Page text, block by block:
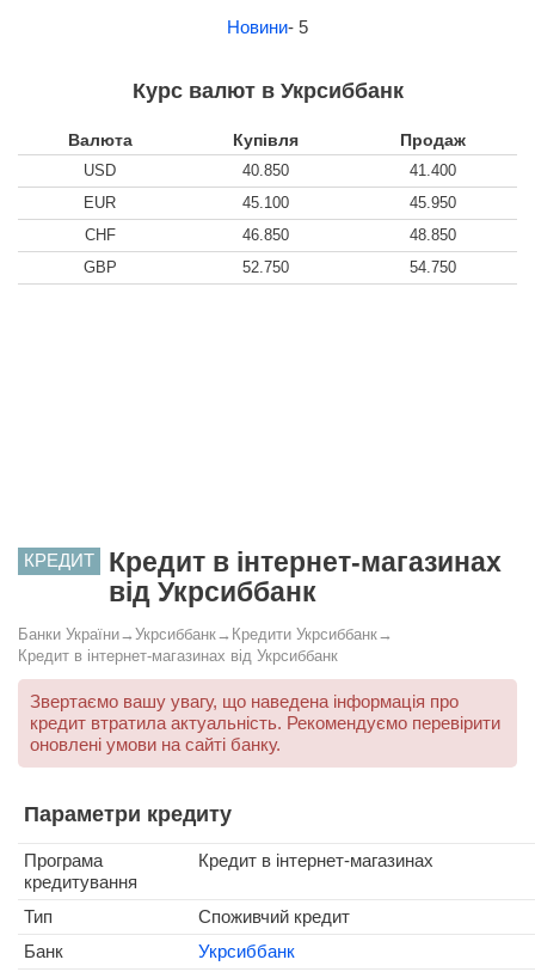
Новини- 5
Курс валют в Укрсиббанк
Валюта Купівля Продаж
USD 40.850
41.400
EUR
45.100
45.950
CHF
46.850
48.850
GBP
52.750 54.750
КРЕДИТ
Кредит в інтернет-магазинах
від Укрсиббанк
Банки України→ Укрсиббанк→ Кредити Укрсиббанк→
Кредит в інтернет-магазинах від Укрсиббанк
Звертаємо вашу увагу, що наведена інформація про
кредит втратила актуальність. Рекомендуємо перевірити
оновлені умови на сайті банку.
Параметри кредиту
Програма
кредитування
Кредит в інтернет-магазинах
Тип
Споживчий кредит
Банк
Укрсиббанк